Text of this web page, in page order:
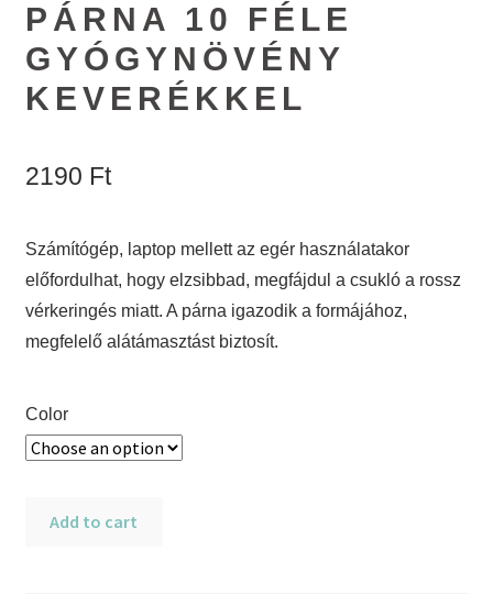
PÁRNA 10 FÉLE
GYÓGYNÖVÉNY
KEVERÉKKEL
2190 Ft
Számítógép, laptop mellett az egér használatakor
előfordulhat, hogy elzsibbad, megfájdul a csukló a rossz
vérkeringés miatt. A párna igazodik a formájához,
megfelelő alátámasztást biztosít.
Color
Add to cart